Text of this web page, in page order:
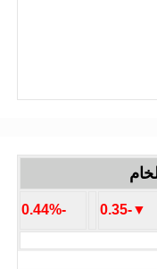
▼-0.35
-0.44%